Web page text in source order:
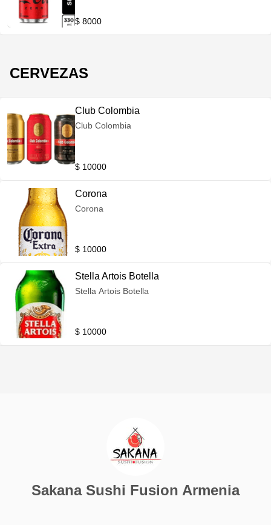
$ 8000
CERVEZAS
Club Colombia
Club Colombia
$ 10000
Corona
Corona
$ 10000
Stella Artois Botella
Stella Artois Botella
$ 10000
Sakana Sushi Fusion Armenia